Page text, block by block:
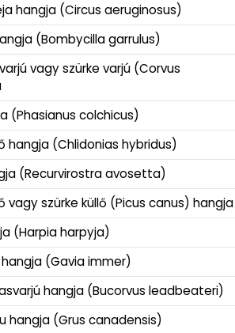
hangja (Circus aeruginosus)
(Bombycilla garrulus)
vagy szürke varjú (Corvus
(Phasianus colchicus)
hangja (Chlidonias hybridus)
(Recurvirostra avosetta)
vagy szürke küllő (Picus canus) hangja
(Harpia harpyja)
(Gavia immer)
hangja (Bucorvus leadbeateri)
hangja (Grus canadensis)